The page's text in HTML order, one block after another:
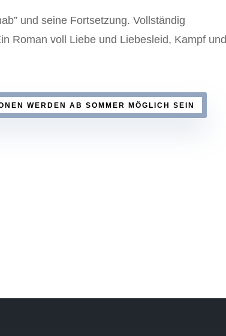
und seine Fortsetzung. Vollständig
Roman voll Liebe und Liebesleid, Kampf und
WERDEN AB SOMMER MÖGLICH SEIN